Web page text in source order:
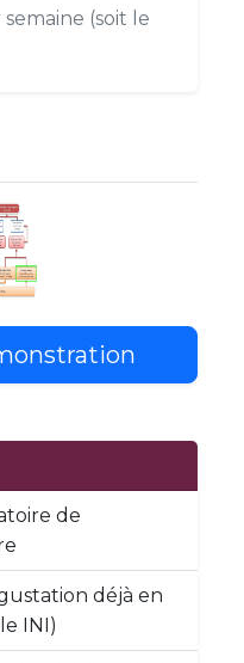
(soit le
de
déjà en
INI)